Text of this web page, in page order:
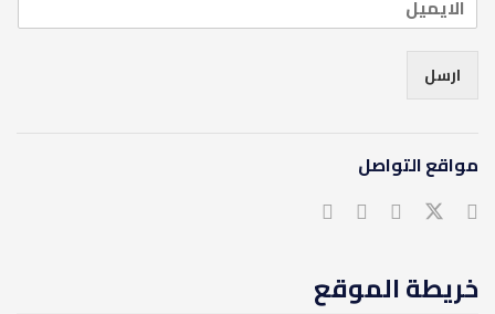
ارسل
مواقع التواصل
خريطة الموقع